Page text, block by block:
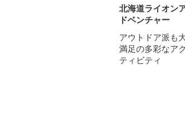
北海道ライオン
ドベンチャー
アウトドア派も
満足の多彩なアク
ティビティ